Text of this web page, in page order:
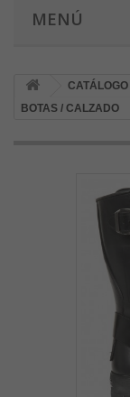
MENÚ
CATÁLOGO
BOTAS / CALZADO